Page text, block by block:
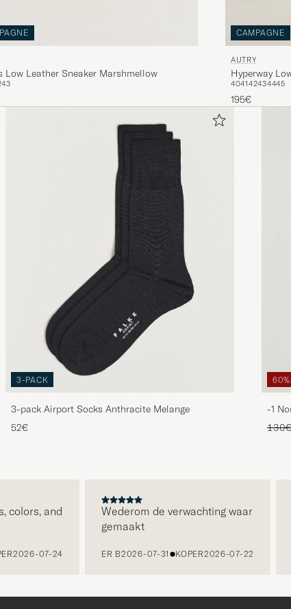
Low Leather Sneaker Marshmellow
43
CAMPAGNE
AUTRY
Hyperway
404142434445
195€
3-PACK
3-pack Airport Socks Anthracite Melange
52€
60%
-1
130€
and
2026-07-24
Wederom de verwachting waar
gemaakt
ER B2026-07-31 KOPER2026-07-22